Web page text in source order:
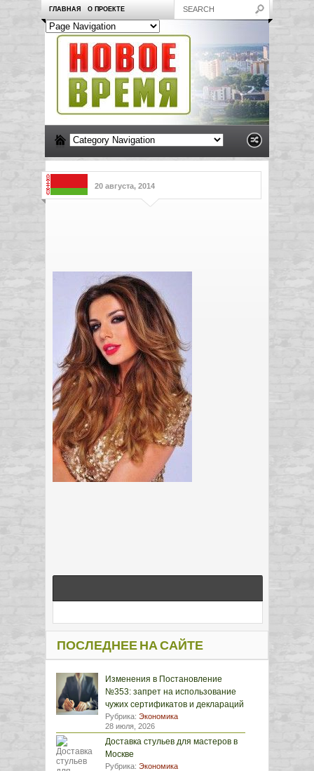
ГЛАВНАЯ О ПРОЕКТЕ
20 августа, 2014
ПОСЛЕДНЕЕ НА САЙТЕ
Изменения в Постановление
№353: запрет на использование
чужих сертификатов и деклараций
Рубрика: Экономика
28 июля, 2026
Доставка стульев для мастеров в
Москве
Рубрика: Экономика